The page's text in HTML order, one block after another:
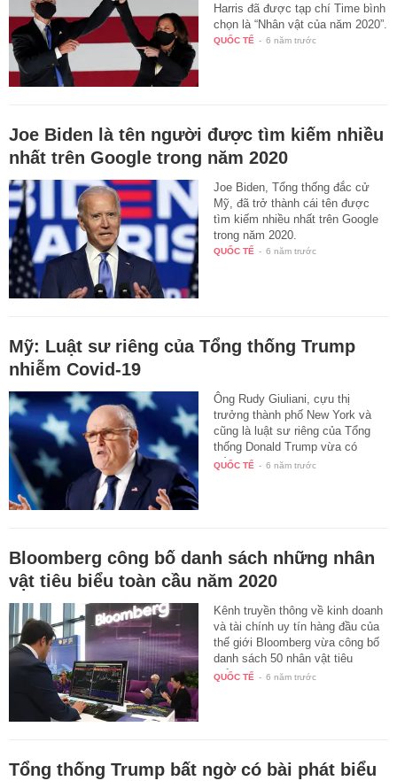
Harris đã được tạp chí Time bình
chọn là “Nhân vật của năm 2020”.
QUỐC TẾ - 6 năm trước
Joe Biden là tên người được tìm kiếm nhiều
nhất trên Google trong năm 2020
Joe Biden, Tổng thống đắc cử
Mỹ, đã trở thành cái tên được
tìm kiếm nhiều nhất trên Google
trong năm 2020.
QUỐC TẾ - 6 năm trước
Mỹ: Luật sư riêng của Tổng thống Trump
nhiễm Covid-19
Ông Rudy Giuliani, cựu thị
trưởng thành phố New York và
cũng là luật sư riêng của Tổng
thống Donald Trump vừa có
kết…
QUỐC TẾ - 6 năm trước
Bloomberg công bố danh sách những nhân
vật tiêu biểu toàn cầu năm 2020
Kênh truyền thông về kinh doanh
và tài chính uy tín hàng đầu của
thế giới Bloomberg vừa công bố
danh sách 50 nhân vật tiêu
biểu…
QUỐC TẾ - 6 năm trước
Tổng thống Trump bất ngờ có bài phát biểu